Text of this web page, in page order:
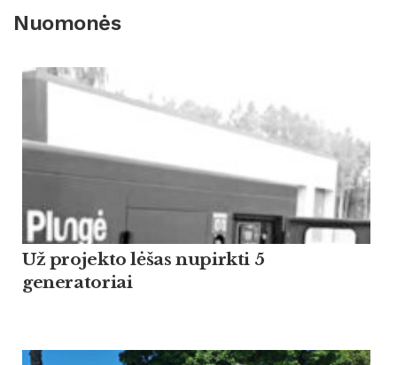
Nuomonės
Už projekto lėšas nupirkti 5
generatoriai